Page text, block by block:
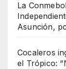
La
Asunción,
Cocaleros
el Trópico: